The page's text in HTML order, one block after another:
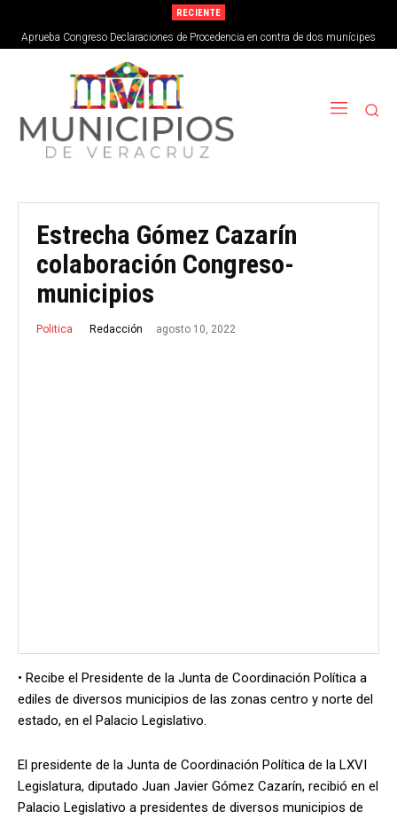
RECIENTE
Aprueba Congreso Declaraciones de Procedencia en contra de dos munícipes
Estrecha Gómez Cazarín
colaboración Congreso-
municipios
Politica Redacción agosto 10, 2022
• Recibe el Presidente de la Junta de Coordinación Política a
ediles de diversos municipios de las zonas centro y norte del
estado, en el Palacio Legislativo.
El presidente de la Junta de Coordinación Política de la LXVI
Legislatura, diputado Juan Javier Gómez Cazarín, recibió en el
Palacio Legislativo a presidentes de diversos municipios de